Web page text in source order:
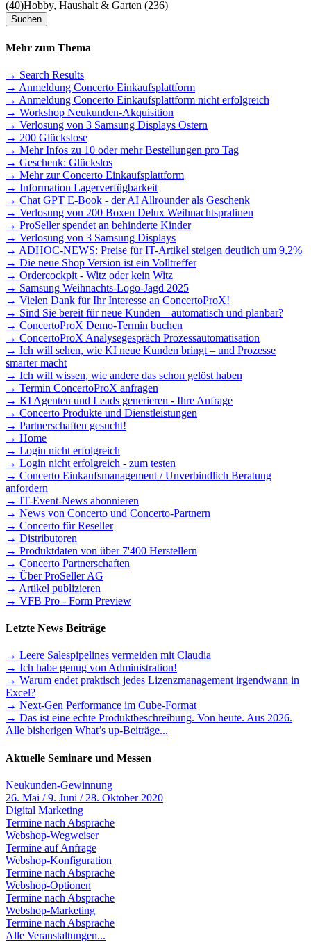
(40)Hobby, Haushalt & Garten (236)
Mehr zum Thema
→ Search Results
→ Anmeldung Concerto Einkaufsplattform
→ Anmeldung Concerto Einkaufsplattform nicht erfolgreich
→ Workshop Neukunden-Akquisition
→ Verlosung von 3 Samsung Displays Ostern
→ 200 Glückslose
→ Mehr Infos zu 10 oder mehr Bestellungen pro Tag
→ Geschenk: Glückslos
→ Mehr zur Concerto Einkaufsplattform
→ Information Lagerverfügbarkeit
→ Chat GPT E-Book - der AI Allrounder als Geschenk
→ Verlosung von 200 Boxen Delux Weihnachtspralinen
→ ProSeller spendet an behinderte Kinder
→ Verlosung von 3 Samsung Displays
→ ADHOC-NEWS: Preise für IT-Artikel steigen deutlich um 9,2%
→ Die neue Shop Version ist ein Volltreffer
→ Ordercockpit - Witz oder kein Witz
→ Samsung Weihnachts-Logo-Jagd 2025
→ Vielen Dank für Ihr Interesse an ConcertoProX!
→ Sind Sie bereit für neue Kunden – automatisch und planbar?
→ ConcertoProX Demo-Termin buchen
→ ConcertoProX Analysegespräch Prozessautomatisation
→ Ich will sehen, wie KI neue Kunden bringt – und Prozesse
smarter macht
→ Ich will wissen, wie andere das schon gelöst haben
→ Termin ConcertoProX anfragen
→ KI Agenten und Leads generieren - Ihre Anfrage
→ Concerto Produkte und Dienstleistungen
→ Partnerschaften gesucht!
→ Home
→ Login nicht erfolgreich
→ Login nicht erfolgreich - zum testen
→ Concerto Einkaufsmanagement / Unverbindlich Beratung
anfordern
→ IT-Event-News abonnieren
→ News von Concerto und Concerto-Partnern
→ Concerto für Reseller
→ Distributoren
→ Produktdaten von über 7'400 Herstellern
→ Concerto Partnerschaften
→ Über ProSeller AG
→ Artikel publizieren
→ VFB Pro - Form Preview
Letzte News Beiträge
→ Leere Salespipelines vermeiden mit Claudia
→ Ich habe genug von Administration!
→ Warum endet praktisch jedes Lizenzmanagement irgendwann in
Excel?
→ Next-Gen Performance im Cube-Format
→ Das ist eine echte Produktbeschreibung. Von heute. Aus 2026.
Alle bisherigen What’s up-Beiträge...
Aktuelle Seminare und Messen
Neukunden-Gewinnung
26. Mai / 9. Juni / 28. Oktober 2020
Digital Marketing
Termine nach Absprache
Webshop-Wegweiser
Termine auf Anfrage
Webshop-Konfiguration
Termine nach Absprache
Webshop-Optionen
Termine nach Absprache
Webshop-Marketing
Termine nach Absprache
Alle Veranstaltungen...